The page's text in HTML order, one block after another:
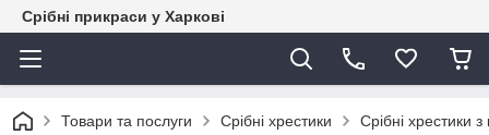
Срібні прикраси у Харкові
Товари та послуги Срібні хрестики Срібні хрестики